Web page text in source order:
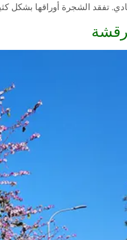
تفقد الشجرة أوراقها بشكل